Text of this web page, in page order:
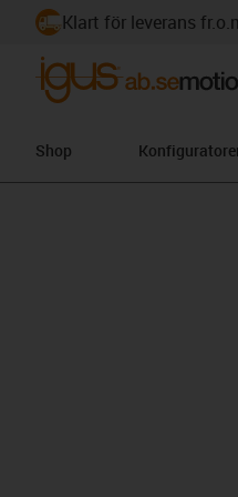
Klart för leverans
Shop